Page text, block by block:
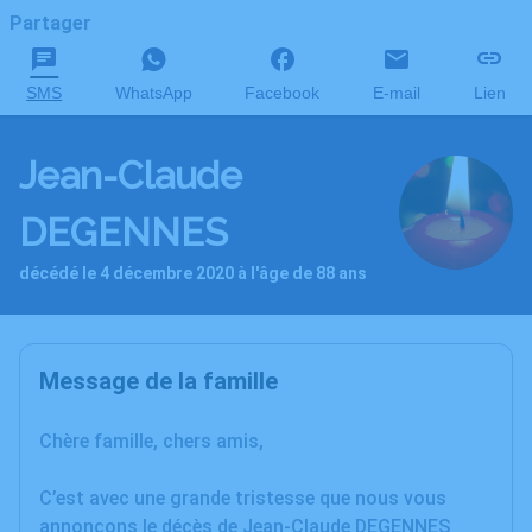
Partager
SMS WhatsApp Facebook E-mail Lien
Jean-Claude
DEGENNES
décédé le 4 décembre 2020 à l'âge de 88 ans
Message de la famille
Chère famille, chers amis,
C’est avec une grande tristesse que nous vous
annonçons le décès de Jean-Claude DEGENNES